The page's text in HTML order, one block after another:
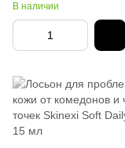
В наличии